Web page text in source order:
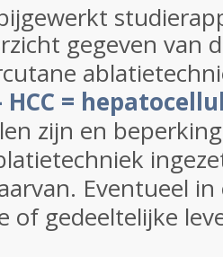
gegeven van
=
zijn en
Eventueel
of gedeeltelijke